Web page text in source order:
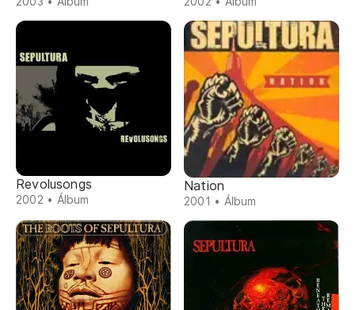
Revolusongs
2002 • Álbum
Nation
2001 • Álbum